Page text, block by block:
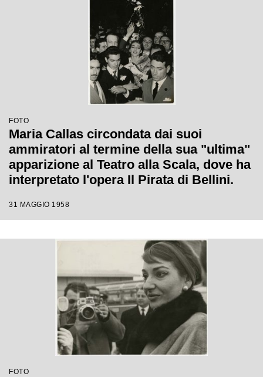
FOTO
Maria Callas circondata dai suoi
ammiratori al termine della sua "ultima"
apparizione al Teatro alla Scala, dove ha
interpretato l'opera Il Pirata di Bellini.
31 MAGGIO 1958
FOTO